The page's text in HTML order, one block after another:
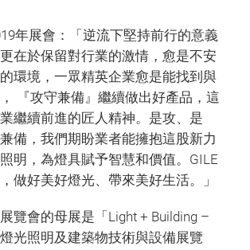
年展會：「逆流下堅持前行的意義
在於保留對行業的激情，愈是不安
環境，一眾精英企業愈是能找到與
『攻守兼備』繼續做出好產品，這
繼續前進的匠人精神。是攻、是
備，我們期盼業者能擁抱這股新力
明，為燈具賦予智慧和價值。GILE
做好美好燈光、帶來美好生活。」
覽會的母展是「Light + Building –
光照明及建築物技術與設備展覽